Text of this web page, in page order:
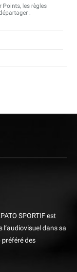
Points, les règles
:
SPORTIF est
dans sa
préféré des